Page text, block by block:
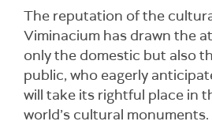
The reputation of the
Viminacium has drawn the
only the domestic but also
public, who eagerly
will take its rightful place in
world’s cultural monuments.